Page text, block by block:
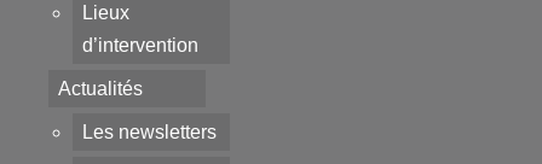
Lieux
d’intervention
Actualités
Les newsletters